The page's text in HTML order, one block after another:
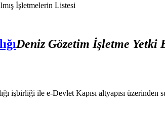
İşletmelerin Listesi
Deniz Gözetim İşletme Yetki
işbirliği ile e-Devlet Kapısı altyapısı üzerinden